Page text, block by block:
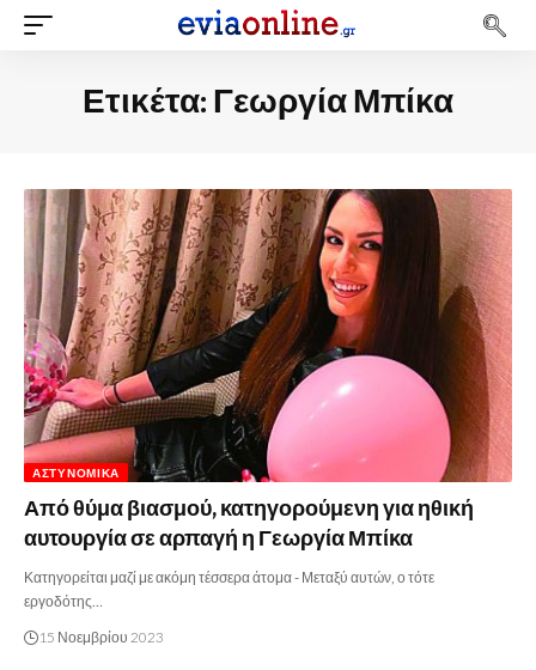
Ετικέτα: Γεωργία Μπίκα
ΑΣΤΥΝΟΜΙΚΆ
Από θύμα βιασμού, κατηγορούμενη για ηθική
αυτουργία σε αρπαγή η Γεωργία Μπίκα
Κατηγορείται μαζί με ακόμη τέσσερα άτομα - Μεταξύ αυτών, ο τότε
εργοδότης…
15 Νοεμβρίου 2023